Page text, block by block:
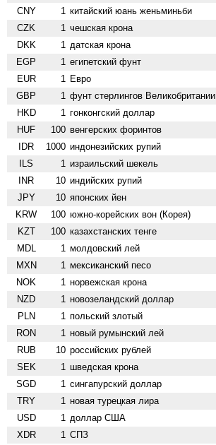
CNY 1 китайский юань женьминьби
CZK 1 чешская крона
DKK 1 датская крона
EGP 1 египетский фунт
EUR 1 Евро
GBP 1 фунт стерлингов Велико­британии
HKD 1 гонконгский доллар
HUF 100 венгерских форинтов
IDR 1000 индонезийских рупий
ILS 1 израильский шекель
INR 10 индийских рупий
JPY 10 японских йен
KRW 100 южно-корейских вон (Корея)
KZT 100 казахстанских тенге
MDL 1 молдовский лей
MXN 1 мексиканский песо
NOK 1 норвежская крона
NZD 1 ново­зеландский доллар
PLN 1 польский злотый
RON 1 новый румынский лей
RUB 10 российских рублей
SEK 1 шведская крона
SGD 1 сингапурский доллар
TRY 1 новая турецкая лира
USD 1 доллар США
XDR 1 СПЗ